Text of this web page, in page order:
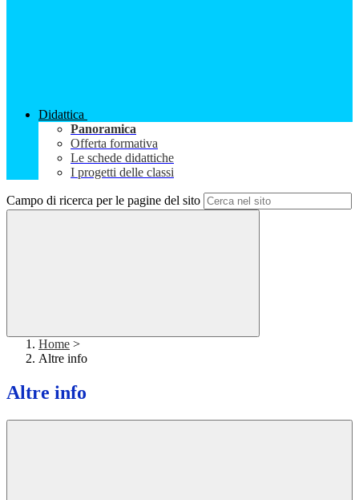
Didattica
Panoramica
Offerta formativa
Le schede didattiche
I progetti delle classi
Campo di ricerca per le pagine del sito
Home >
Altre info
Altre info